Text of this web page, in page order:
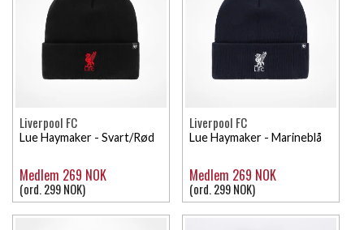
Liverpool FC
Lue Haymaker - Svart/Rød
Medlem 269 NOK
(ord. 299 NOK)
Liverpool FC
Lue Haymaker - Marineblå
Medlem 269 NOK
(ord. 299 NOK)